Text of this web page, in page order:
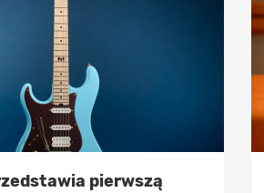
pierwszą